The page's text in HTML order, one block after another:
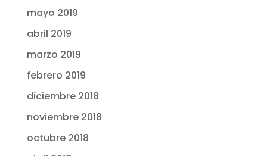
mayo 2019
abril 2019
marzo 2019
febrero 2019
diciembre 2018
noviembre 2018
octubre 2018